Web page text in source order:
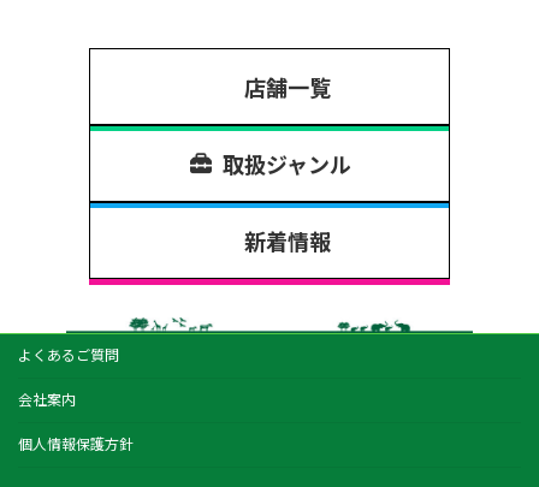
店舗一覧
取扱ジャンル
新着情報
よくあるご質問
会社案内
個人情報保護方針